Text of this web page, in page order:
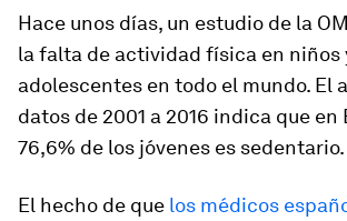
Hace unos días, un estudio de la
la falta de actividad física en niños
adolescentes en todo el mundo. El
datos de 2001 a 2016 indica que en
76,6% de los jóvenes es sedentario.
El hecho de que los médicos